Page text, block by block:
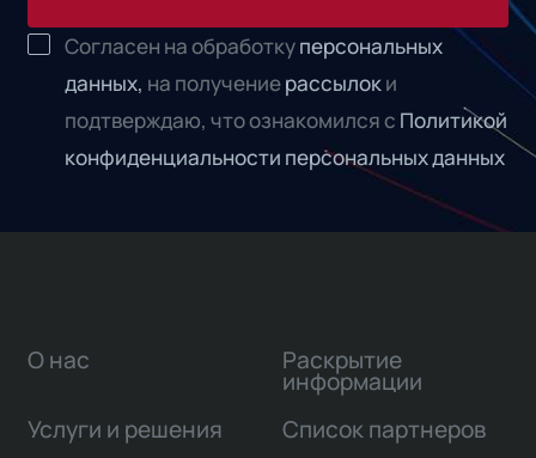
Согласен на обработкуперсональных
данных, на получениерассылоки
подтверждаю, что ознакомился с Политикой
конфиденциальности персональных данных
О нас
Услуги и решения
Раскрытие
информации
Список партнеров